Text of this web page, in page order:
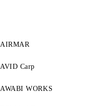
AIRMAR
AVID Carp
AWABI WORKS